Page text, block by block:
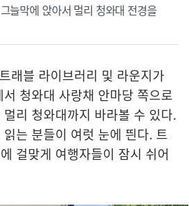
늘막에 앉아서 멀리 청와대 전경을
래블 라이브러리 및 라운지가
청와대 사랑채 안마당 쪽으로
리 청와대까지 바라볼 수 있다.
는 분들이 여럿 눈에 띈다. 트
걸맞게 여행자들이 잠시 쉬어